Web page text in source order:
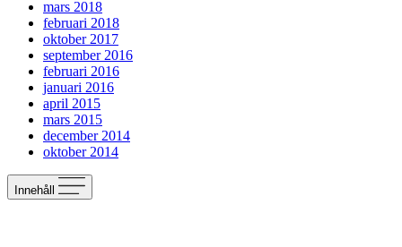
mars 2018
februari 2018
oktober 2017
september 2016
februari 2016
januari 2016
april 2015
mars 2015
december 2014
oktober 2014
Innehåll